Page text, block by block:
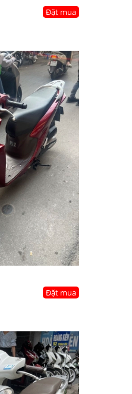
Đặt mua
Đặt mua